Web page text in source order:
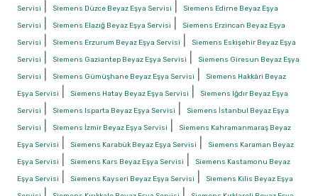
Servisi
Siemens Düzce Beyaz Eşya Servisi
Siemens Edirne Beyaz Eşya
Servisi
Siemens Elazığ Beyaz Eşya Servisi
Siemens Erzincan Beyaz Eşya
Servisi
Siemens Erzurum Beyaz Eşya Servisi
Siemens Eskişehir Beyaz Eşya
Servisi
Siemens Gaziantep Beyaz Eşya Servisi
Siemens Giresun Beyaz Eşya
Servisi
Siemens Gümüşhane Beyaz Eşya Servisi
Siemens Hakkâri Beyaz
Eşya Servisi
Siemens Hatay Beyaz Eşya Servisi
Siemens Iğdır Beyaz Eşya
Servisi
Siemens Isparta Beyaz Eşya Servisi
Siemens İstanbul Beyaz Eşya
Servisi
Siemens İzmir Beyaz Eşya Servisi
Siemens Kahramanmaraş Beyaz
Eşya Servisi
Siemens Karabük Beyaz Eşya Servisi
Siemens Karaman Beyaz
Eşya Servisi
Siemens Kars Beyaz Eşya Servisi
Siemens Kastamonu Beyaz
Eşya Servisi
Siemens Kayseri Beyaz Eşya Servisi
Siemens Kilis Beyaz Eşya